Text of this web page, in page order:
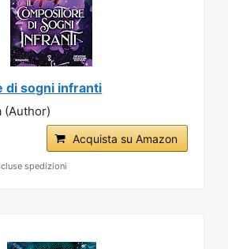
di sogni infranti
(Author)
Acquista su Amazon
spedizioni